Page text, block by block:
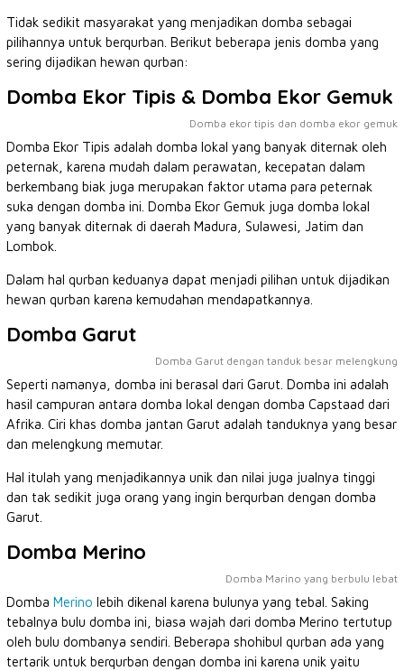
Tidak sedikit masyarakat yang menjadikan domba sebagai
pilihannya untuk berqurban. Berikut beberapa jenis domba yang
sering dijadikan hewan qurban:
Domba Ekor Tipis & Domba Ekor Gemuk
Domba ekor tipis dan domba ekor gemuk
Domba Ekor Tipis adalah domba lokal yang banyak diternak oleh
peternak, karena mudah dalam perawatan, kecepatan dalam
berkembang biak juga merupakan faktor utama para peternak
suka dengan domba ini. Domba Ekor Gemuk juga domba lokal
yang banyak diternak di daerah Madura, Sulawesi, Jatim dan
Lombok.
Dalam hal qurban keduanya dapat menjadi pilihan untuk dijadikan
hewan qurban karena kemudahan mendapatkannya.
Domba Garut
Domba Garut dengan tanduk besar melengkung
Seperti namanya, domba ini berasal dari Garut. Domba ini adalah
hasil campuran antara domba lokal dengan domba Capstaad dari
Afrika. Ciri khas domba jantan Garut adalah tanduknya yang besar
dan melengkung memutar.
Hal itulah yang menjadikannya unik dan nilai juga jualnya tinggi
dan tak sedikit juga orang yang ingin berqurban dengan domba
Garut.
Domba Merino
Domba Marino yang berbulu lebat
Domba Merino lebih dikenal karena bulunya yang tebal. Saking
tebalnya bulu domba ini, biasa wajah dari domba Merino tertutup
oleh bulu dombanya sendiri. Beberapa shohibul qurban ada yang
tertarik untuk berqurban dengan domba ini karena unik yaitu